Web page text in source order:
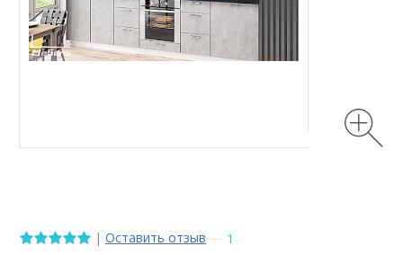
| Оставить отзыв — 1